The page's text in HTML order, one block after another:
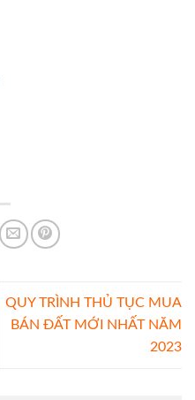
QUY TRÌNH THỦ TỤC MUA
BÁN ĐẤT MỚI NHẤT NĂM
2023